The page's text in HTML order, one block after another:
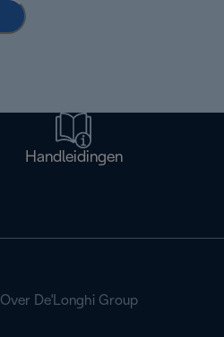
Handleidingen
Over De'Longhi Group